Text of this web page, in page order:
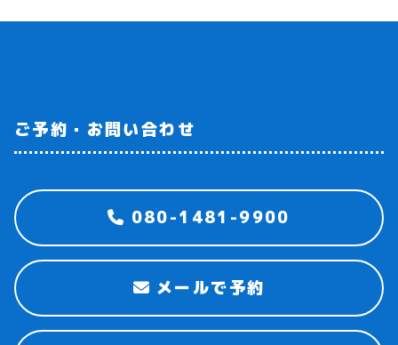
ご予約・お問い合わせ
080-1481-9900
メールで予約